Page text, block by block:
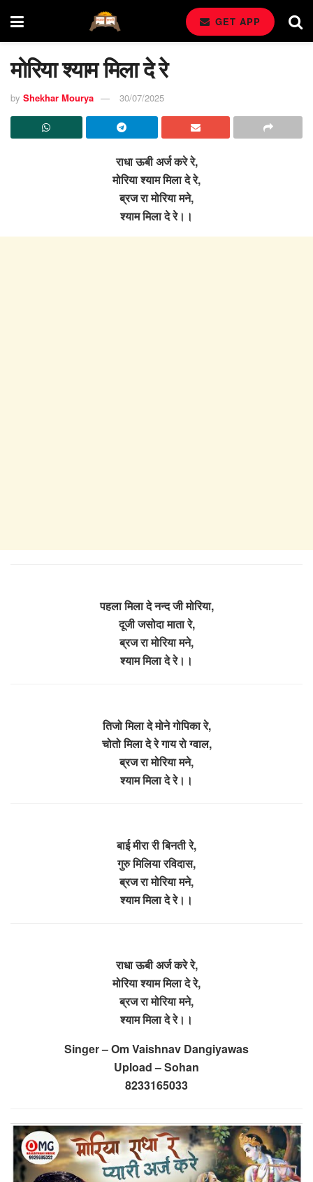
GET APP
मोरिया श्याम मिला दे रे
by Shekhar Mourya 30/07/2025
राधा ऊबी अर्ज करे रे,
मोरिया श्याम मिला दे रे,
ब्रज रा मोरिया मने,
श्याम मिला दे रे।।
पहला मिला दे नन्द जी मोरिया,
दूजी जसोदा माता रे,
ब्रज रा मोरिया मने,
श्याम मिला दे रे।।
तिजो मिला दे मोने गोपिका रे,
चोतो मिला दे रे गाय रो ग्वाल,
ब्रज रा मोरिया मने,
श्याम मिला दे रे।।
बाई मीरा री बिनती रे,
गुरु मिलिया रविदास,
ब्रज रा मोरिया मने,
श्याम मिला दे रे।।
राधा ऊबी अर्ज करे रे,
मोरिया श्याम मिला दे रे,
ब्रज रा मोरिया मने,
श्याम मिला दे रे।।
Singer – Om Vaishnav Dangiyawas
Upload – Sohan
8233165033